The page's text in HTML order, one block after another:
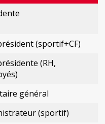
(sportif+CF)
(RH,
général
(sportif)